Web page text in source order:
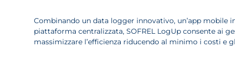
Combinando un data logger innovativo, un’app mobile
piattaforma centralizzata, SOFREL LogUp consente ai
massimizzare l’efficienza riducendo al minimo i costi e